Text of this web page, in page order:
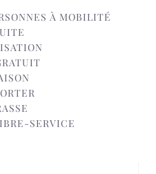
À MOBILITÉ
SERVICE